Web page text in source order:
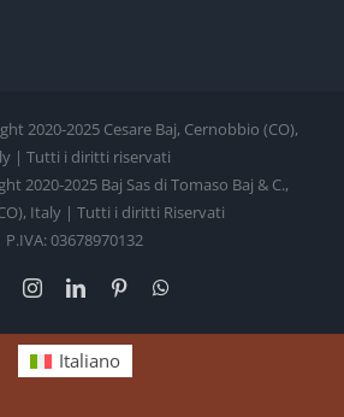
2020-2025 Cesare Baj, Cernobbio (CO),
| Tutti i diritti riservati
2020-2025 Baj Sas di Tomaso Baj & C.,
Italy | Tutti i diritti Riservati
P.IVA: 03678970132
FacebookInstagramLinkedInPinterest
Italiano